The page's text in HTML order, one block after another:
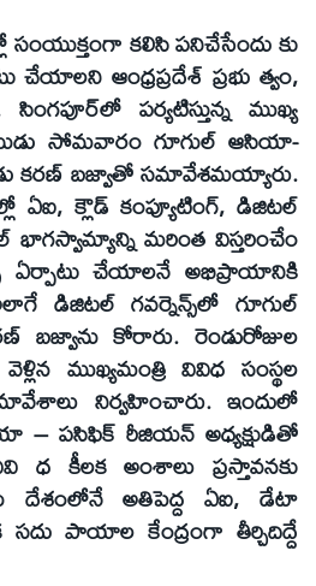
కలిసి పనిచేసేందు కు
చేయాలని ఆంధ్రప్రదేశ్ ప్రభు త్వం,
పర్యటిస్తున్న ముఖ్య
సోమవారం గూగుల్ ఆసియా-
కరణ్ బజ్వాతో సమావేశమయ్యారు.
ఏఐ, క్లౌడ్ కంప్యూటింగ్, డిజిటల్
భాగస్వామ్యాన్ని మరింత విస్తరించేం
ఏర్పాటు చేయాలనే అభిప్రాయానికి
డిజిటల్ గవర్నెన్స్‌లో గూగుల్
కోరారు. రెండురోజుల
ముఖ్యమంత్రి వివిధ సంస్థల
నిర్వహించారు. ఇందులో
పసిఫిక్ రీజియన్ అధ్యక్షుడితో
కీలక అంశాలు ప్రస్తావనకు
దేశంలోనే అతిపెద్ద ఏఐ, డేటా
పాయాల కేంద్రంగా తీర్చిదిద్దే